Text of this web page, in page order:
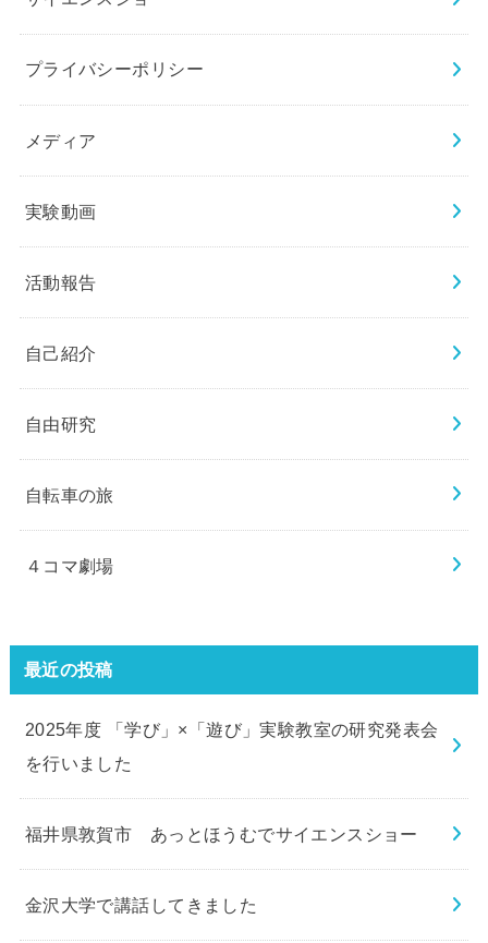
プライバシーポリシー
メディア
実験動画
活動報告
自己紹介
自由研究
自転車の旅
４コマ劇場
最近の投稿
2025年度 「学び」×「遊び」実験教室の研究発表会
を行いました
福井県敦賀市 あっとほうむでサイエンスショー
金沢大学で講話してきました